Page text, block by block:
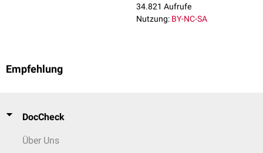
34.821 Aufrufe
Nutzung: BY-NC-SA
Empfehlung
DocCheck
Über Uns